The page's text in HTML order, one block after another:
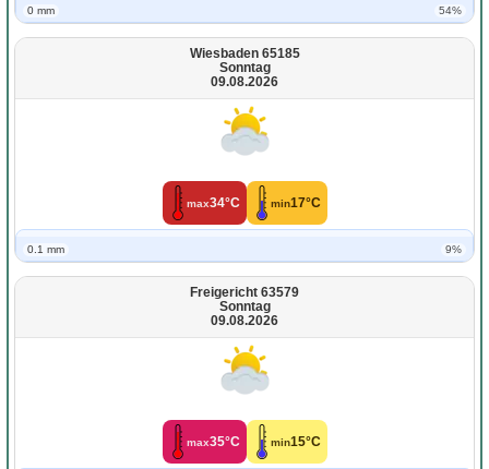
0 mm 54%
Wiesbaden 65185
Sonntag
09.08.2026
max34°C min17°C
0.1 mm 9%
Freigericht 63579
Sonntag
09.08.2026
max35°C min15°C